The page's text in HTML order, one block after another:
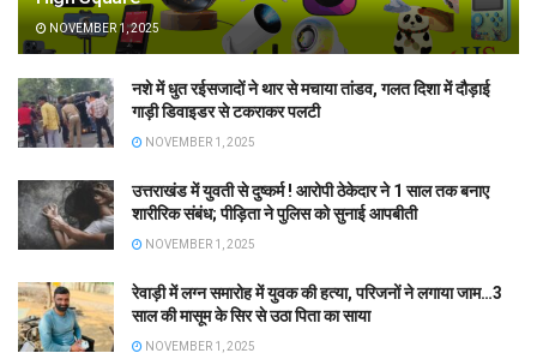
NOVEMBER 1, 2025
नशे में धुत रईसजादों ने थार से मचाया तांडव, गलत दिशा में दौड़ाई
गाड़ी डिवाइडर से टकराकर पलटी
NOVEMBER 1, 2025
उत्तराखंड में युवती से दुष्कर्म ! आरोपी ठेकेदार ने 1 साल तक बनाए
शारीरिक संबंध; पीड़िता ने पुलिस को सुनाई आपबीती
NOVEMBER 1, 2025
रेवाड़ी में लग्न समारोह में युवक की हत्या, परिजनों ने लगाया जाम…3
साल की मासूम के सिर से उठा पिता का साया
NOVEMBER 1, 2025